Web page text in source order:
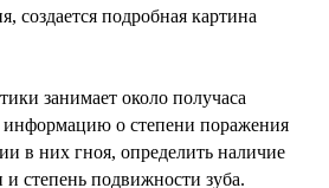
создается подробная картина
занимает около получаса
информацию о степени поражения
в них гноя, определить наличие
и степень подвижности зуба.